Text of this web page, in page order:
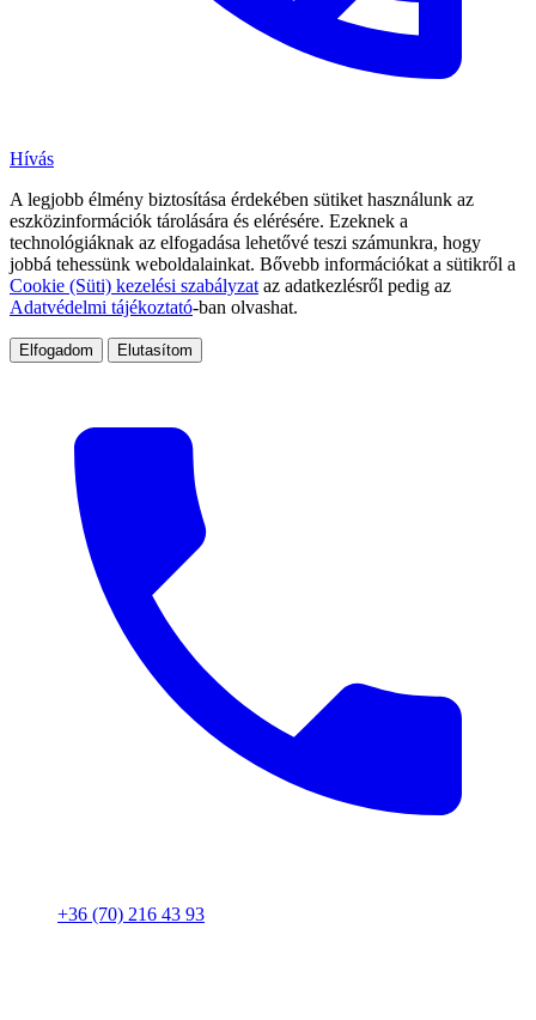
Hívás
A legjobb élmény biztosítása érdekében sütiket használunk az
eszközinformációk tárolására és elérésére. Ezeknek a
technológiáknak az elfogadása lehetővé teszi számunkra, hogy
jobbá tehessünk weboldalainkat. Bővebb információkat a sütikről a
Cookie (Süti) kezelési szabályzat az adatkezlésről pedig az
Adatvédelmi tájékoztató-ban olvashat.
Elfogadom Elutasítom
+36 (70) 216 43 93